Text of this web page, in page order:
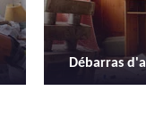
Débarras de